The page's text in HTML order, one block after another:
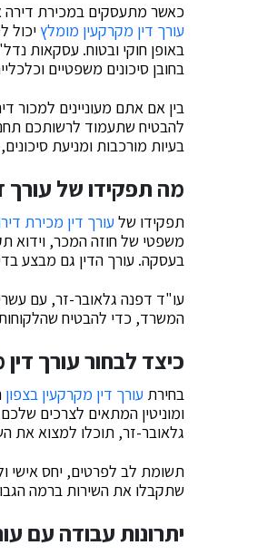
כאשר מתעסקים במכירת
עורך דין מקרקעין מומלץ יכול
באופן חוקי ובטוח. עסקאות
בחובן סיכונים משפטיים
בין אם אתם מעוניינים למכור
להבטיח שתעמוד לרשותכם
בעיות מורכבות ומניעת
מה תפקידו של עורך
תפקידו של עורך דין מכירת
משפטי של חוזה המכר, וידוא
בעסקה. עורך הדין גם מבצע
עו"ד דפנה גלאובר-זר, עם
המשרד, כדי להבטיח
כיצד לבחור עורך
בחירת עורך דין מקרקעין בצפון
ומוניטין המתאים לצרכים
גלאובר-זר, תוכלו למצוא את
תשומת לב לפרטים, יחס אישי
שתקבלו את השירות ברמה
יתרונות עבודה עם